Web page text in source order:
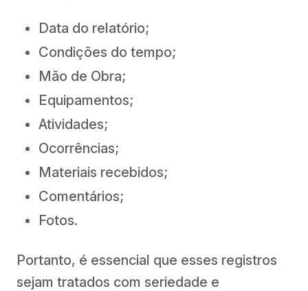
Data do relatório;
Condições do tempo;
Mão de Obra;
Equipamentos;
Atividades;
Ocorrências;
Materiais recebidos;
Comentários;
Fotos.
Portanto, é essencial que esses registros
sejam tratados com seriedade e